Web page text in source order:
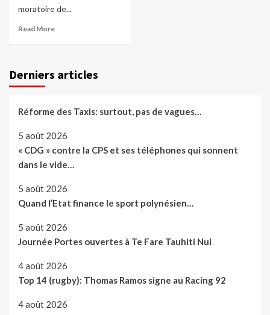
moratoire de...
Read More
Derniers articles
Réforme des Taxis: surtout, pas de vagues…
5 août 2026
« CDG » contre la CPS et ses téléphones qui sonnent
dans le vide…
5 août 2026
Quand l’Etat finance le sport polynésien…
5 août 2026
Journée Portes ouvertes à Te Fare Tauhiti Nui
4 août 2026
Top 14 (rugby): Thomas Ramos signe au Racing 92
4 août 2026